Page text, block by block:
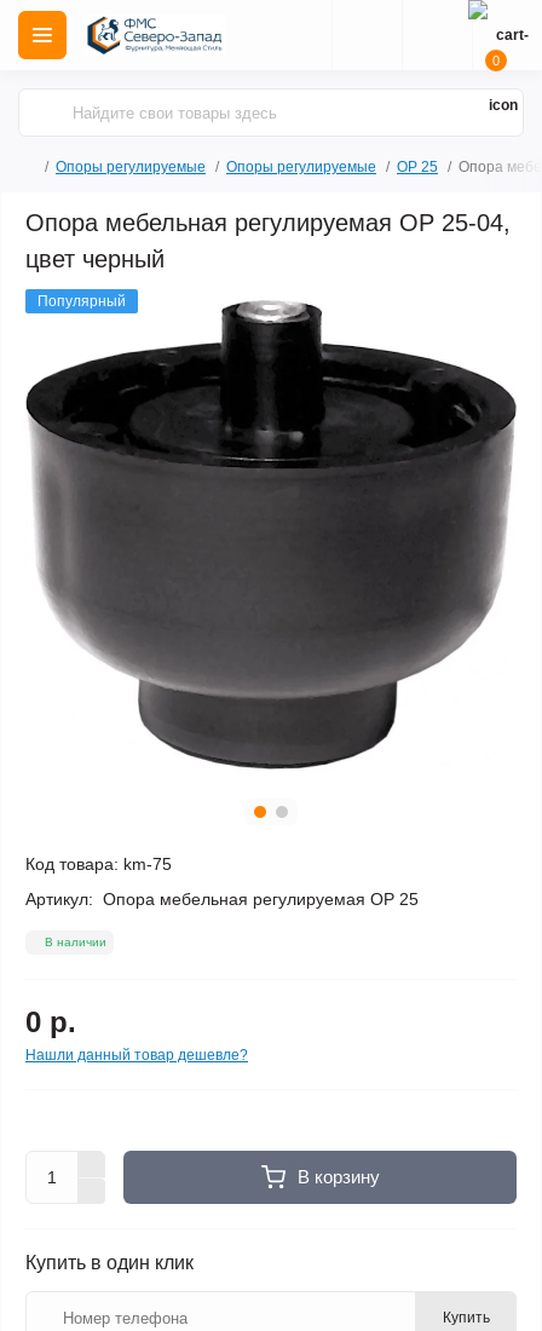
0
Опоры регулируемые Опоры регулируемые ОР 25 Опора
Опора мебельная регулируемая ОР 25-04,
цвет черный
Популярный
Код товара: km-75
Артикул: Опора мебельная регулируемая ОР 25
В наличии
0 р.
Нашли данный товар дешевле?
В корзину
Купить в один клик
Купить